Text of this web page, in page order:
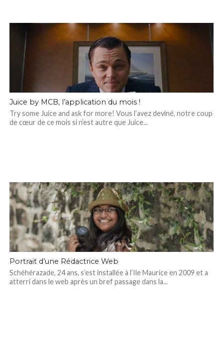
Juice by MCB, l’application du mois !
Try some Juice and ask for more! Vous l’avez deviné, notre coup
de cœur de ce mois si n’est autre que Juice...
Portrait d’une Rédactrice Web
Schéhérazade, 24 ans, s’est installée à l’Ile Maurice en 2009 et a
atterri dans le web après un bref passage dans la...